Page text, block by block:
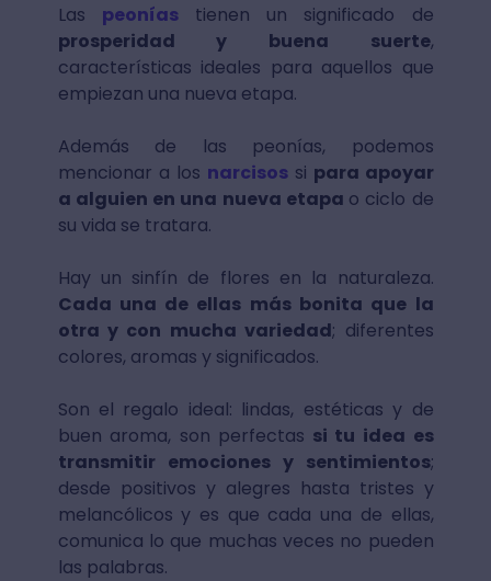
Las peoníastienen un significado de
prosperidad y buena suerte,
características ideales para aquellos que
empiezan una nueva etapa.
Además de las peonías, podemos
mencionar a los narcisossi para apoyar
a alguien en una nueva etapa o ciclo de
su vida se tratara.
Hay un sinfín de flores en la naturaleza.
Cada una de ellas más bonita que la
otra y con mucha variedad; diferentes
colores, aromas y significados.
Son el regalo ideal: lindas, estéticas y de
buen aroma, son perfectas si tu idea es
transmitir emociones y sentimientos;
desde positivos y alegres hasta tristes y
melancólicos y es que cada una de ellas,
comunica lo que muchas veces no pueden
las palabras.